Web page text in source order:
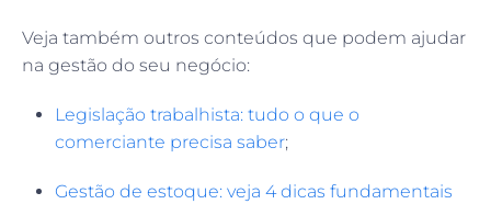
Veja também outros conteúdos que podem ajudar
na gestão do seu negócio:
Legislação trabalhista: tudo o que o
comerciante precisa saber;
Gestão de estoque: veja 4 dicas fundamentais